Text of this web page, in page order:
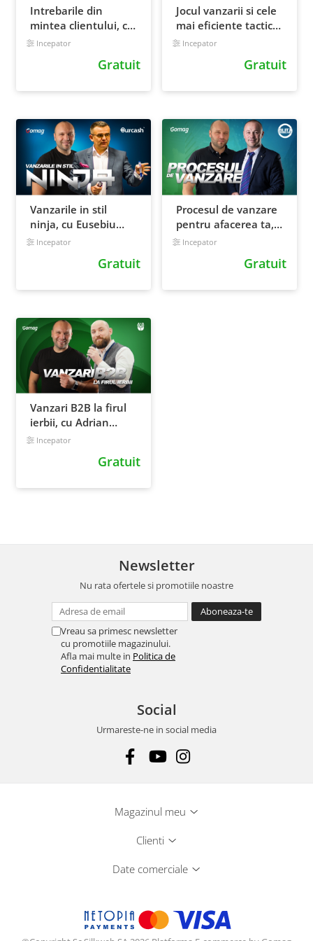
Intrebarile din
mintea clientului, cu
Bogdan Comanescu
Incepator
Gratuit
Jocul vanzarii si cele
mai eficiente tactici,
cu Calin Iepure
Incepator
Gratuit
Vanzarile in stil
ninja, cu Eusebiu
Burcas
Incepator
Gratuit
Procesul de vanzare
pentru afacerea ta,
cu Catalin
Incepator
Gratuit
Vanzari B2B la firul
ierbii, cu Adrian
Cioroianu
Incepator
Gratuit
Newsletter
Nu rata ofertele si promotiile noastre
Vreau sa primesc newsletter
cu promotiile magazinului.
Afla mai multe in Politica de
Confidentialitate
Social
Urmareste-ne in social media
Magazinul meu
Clienti
Date comerciale